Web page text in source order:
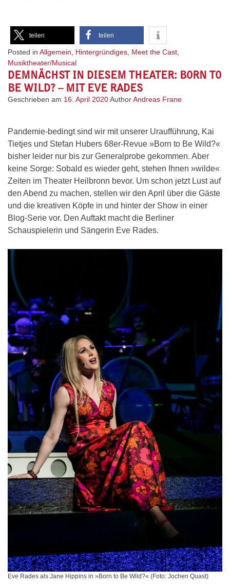
teilen teilen
Posted in Allgemein, Hintergründiges, Meet the Cast,
Musiktheater/Musical
DEMNÄCHST IN DIESEM THEATER: BORN TO
BE WILD? – MIT EVE RADES
Geschrieben am 16. April 2020AuthorAndreas Frane
Pandemie-bedingt sind wir mit unserer Uraufführung, Kai
Tietjes und Stefan Hubers 68er-Revue »Born to Be Wild?«
bisher leider nur bis zur Generalprobe gekommen. Aber
keine Sorge: Sobald es wieder geht, stehen Ihnen »wilde«
Zeiten im Theater Heilbronn bevor. Um schon jetzt Lust auf
den Abend zu machen, stellen wir den April über die Gäste
und die kreativen Köpfe in und hinter der Show in einer
Blog-Serie vor. Den Auftakt macht die Berliner
Schauspielerin und Sängerin Eve Rades.
Eve Rades als Jane Hippins in »Born to Be Wild?« (Foto: Jochen Quast)